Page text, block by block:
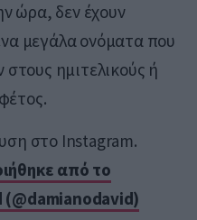
ώρα, δεν έχουν
μεγάλα ονόματα που
ημιτελικούς ή
στο Instagram.
από το
(@damianodavid)